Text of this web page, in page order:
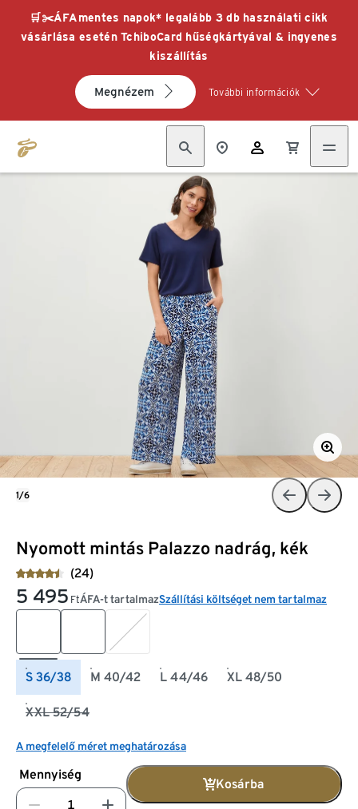
🛒✂️ÁFAmentes napok* legalább 3 db használati cikk
vásárlása esetén TchiboCard hűségkártyával & ingyenes
kiszállítás
Megnézem További információk
Nyomott mintás Palazzo nadrág, kék
(24)
5 495 FtÁFA-t tartalmazSzállítási költséget nem tartalmaz
S 36/38 M 40/42 L 44/46 XL 48/50
XXL 52/54
A megfelelő méret meghatározása
Mennyiség
Kosárba
1/6